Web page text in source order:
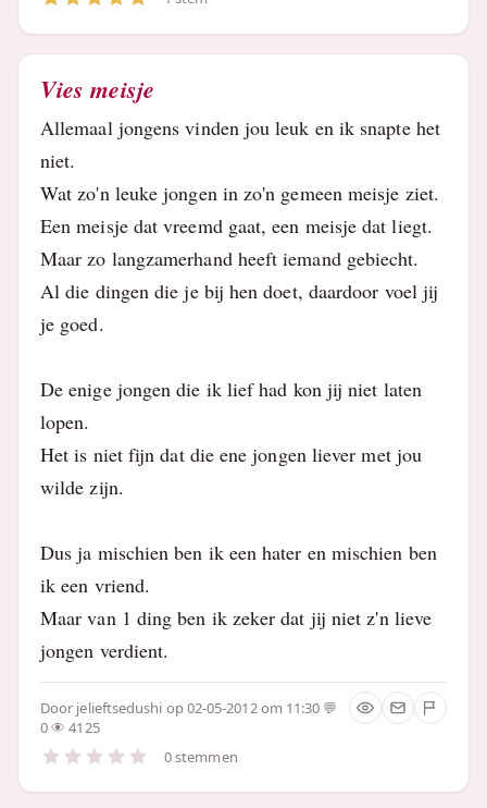
Vies meisje
Allemaal jongens vinden jou leuk en ik snapte het
niet.
Wat zo'n leuke jongen in zo'n gemeen meisje ziet.
Een meisje dat vreemd gaat, een meisje dat liegt.
Maar zo langzamerhand heeft iemand gebiecht.
Al die dingen die je bij hen doet, daardoor voel jij
je goed.
De enige jongen die ik lief had kon jij niet laten
lopen.
Het is niet fijn dat die ene jongen liever met jou
wilde zijn.
Dus ja mischien ben ik een hater en mischien ben
ik een vriend.
Maar van 1 ding ben ik zeker dat jij niet z'n lieve
jongen verdient.
Door jelieftsedushi op 02-05-2012 om 11:30
0
4125
0 stemmen